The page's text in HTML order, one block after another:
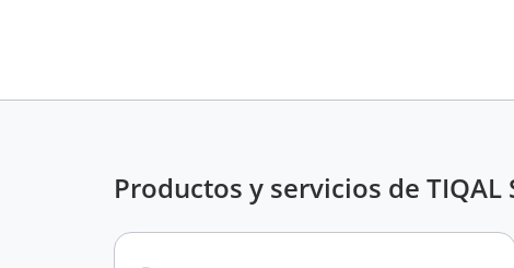
Productos y servicios de TIQAL